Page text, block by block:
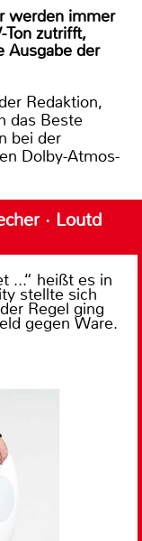
werden immer
Ton zutrifft,
Ausgabe der
Redaktion,
das Beste
bei der
Dolby-Atmos-
· Loutd
...“ heißt es in
stellte sich
Regel ging
gegen Ware.